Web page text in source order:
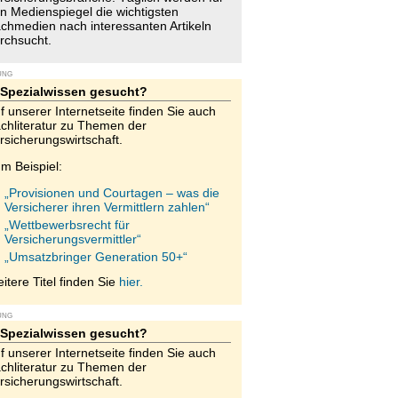
Medienspiegel die wichtigsten
nach interessanten Artikeln
Spezialwissen gesucht?
unserer Internetseite finden Sie auch
zu Themen der
Beispiel:
„Provisionen und Courtagen – was die
Versicherer ihren Vermittlern zahlen“
„Wettbewerbsrecht für
Versicherungsvermittler“
„Umsatzbringer Generation 50+“
Titel finden Sie hier.
Spezialwissen gesucht?
unserer Internetseite finden Sie auch
zu Themen der